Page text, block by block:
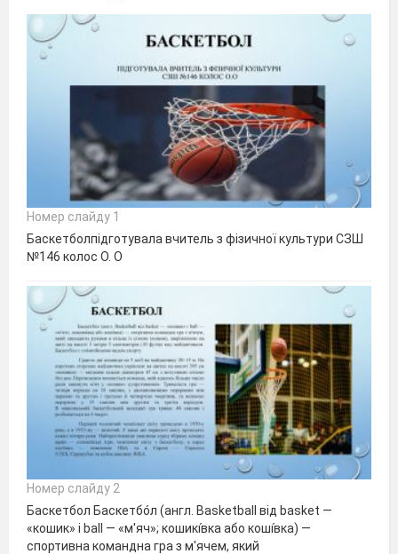
Номер слайду 1
Баскетболпідготувала вчитель з фізичної культури СЗШ
№146 колос О. О
Номер слайду 2
Баскетбол Баскетбо́л (англ. Basketball від basket —
«кошик» і ball — «м'яч»; кошикі́вка або коші́вка) —
спортивна командна гра з м'ячем, який